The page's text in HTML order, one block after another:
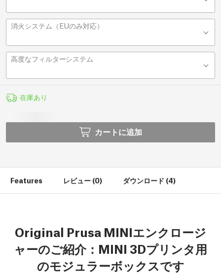
消火システム（EUのみ対応）
高度なフィルターシステム
在庫あり
カートに追加
Features レビュー (0) ダウンロード (4)
Original Prusa MINIエンクロージ
ャーのご紹介：MINI 3Dプリンタ用
のモジュラーボックスです